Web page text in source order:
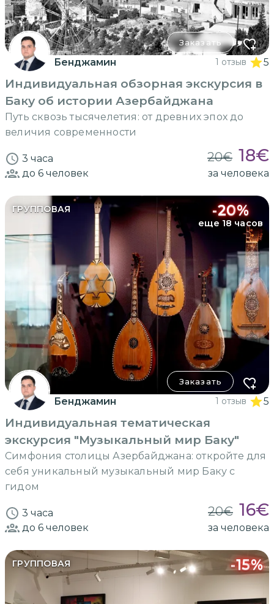
Заказать
Бенджамин 1 отзыв 5
Индивидуальная обзорная экскурсия в
Баку об истории Азербайджана
Путь сквозь тысячелетия: от древних эпох до
величия современности
3 часа 20€ 18€
до 6 человек за человека
ГРУППОВАЯ -20%
еще 18 часов
Заказать
Бенджамин 1 отзыв 5
Индивидуальная тематическая
экскурсия "Музыкальный мир Баку"
Симфония столицы Азербайджана: откройте для
себя уникальный музыкальный мир Баку с
гидом
3 часа 20€ 16€
до 6 человек за человека
ГРУППОВАЯ -15%